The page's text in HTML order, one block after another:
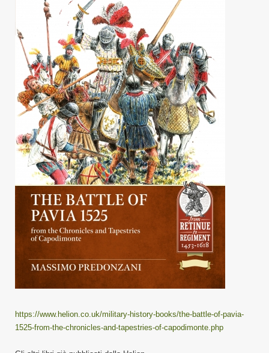
https://www.helion.co.uk/military-history-books/the-battle-of-pavia-
1525-from-the-chronicles-and-tapestries-of-capodimonte.php